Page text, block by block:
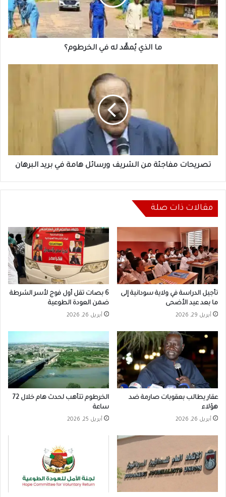
الخرطوم؟
ما الذي يُمهَّد له في الخرطوم؟
البرهان
تصريحات مفاجئة من الشريف ورسائل هامة في بريد البرهان
مقالات ذات صلة
تأجيل الدراسة في ولاية سودانية إلى
ما بعد عيد الأضحى
أبريل 29, 2026
6 بصات تقل أول فوج لأسر الشرطة
ضمن العودة الطوعية
أبريل 26, 2026
عقار يطالب بعقوبات صارمة ضد
هؤلاء
أبريل 26, 2026
الخرطوم تتأهب لحدث هام خلال 72
ساعة
أبريل 25, 2026